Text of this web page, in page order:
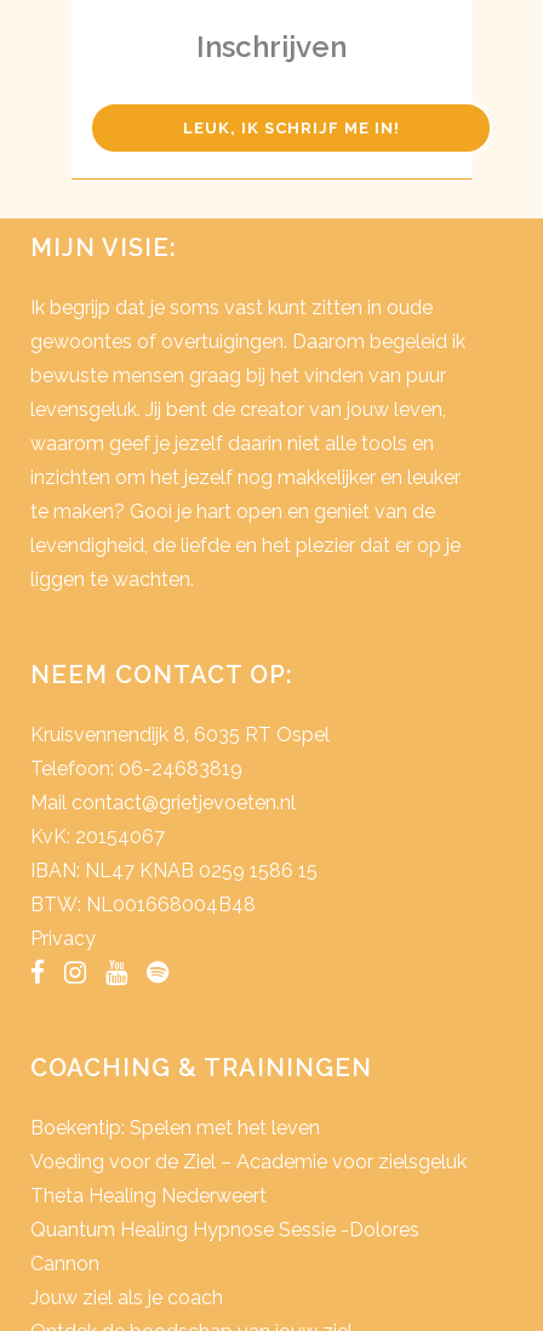
Inschrijven
LEUK, IK SCHRIJF ME IN!
MIJN VISIE:
Ik begrijp dat je soms vast kunt zitten in oude
gewoontes of overtuigingen. Daarom begeleid ik
bewuste mensen graag bij het vinden van puur
levensgeluk. Jij bent de creator van jouw leven,
waarom geef je jezelf daarin niet alle tools en
inzichten om het jezelf nog makkelijker en leuker
te maken? Gooi je hart open en geniet van de
levendigheid, de liefde en het plezier dat er op je
liggen te wachten.
NEEM CONTACT OP:
Kruisvennendijk 8, 6035 RT Ospel
Telefoon: 06-24683819
Mail contact@grietjevoeten.nl
KvK: 20154067
IBAN: NL47 KNAB 0259 1586 15
BTW: NL001668004B48
Privacy
COACHING & TRAININGEN
Boekentip: Spelen met het leven
Voeding voor de Ziel – Academie voor zielsgeluk
Theta Healing Nederweert
Quantum Healing Hypnose Sessie -Dolores
Cannon
Jouw ziel als je coach